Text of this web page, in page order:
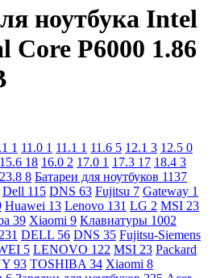
ноутбука Intel
Core P6000 1.86
1 11.0 1 11.1 1 11.6 5 12.1 3 12.5 0
15.6 18 16.0 2 17.0 1 17.3 17 18.4 3
23.8 8 Батареи для ноутбуков 1137
Dell 115 DNS 63 Fujitsu 7 Gateway 1
Huawei 13 Lenovo 131 LG 2 MSI 23
39 Xiaomi 9 Клавиатуры 1002
231 DELL 56 DNS 35 Fujitsu-Siemens
5 LENOVO 122 MSI 23 Packard
93 TOSHIBA 34 Xiaomi 8